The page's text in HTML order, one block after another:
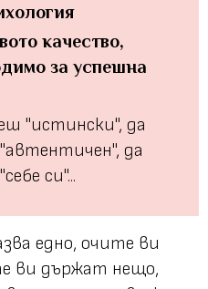
качество,
за успешна
"истински", да
да
си"...
едно, очите ви
ви държат нещо,